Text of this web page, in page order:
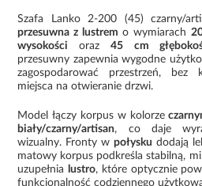
Szafa Lanko 2-200 (45) czarny/
przesuwna z lustrem o wymiarach
wysokości oraz45 cm
przesuwny zapewnia wygodne
zagospodarować przestrzeń, bez
miejsca na otwieranie drzwi.
Model łączy korpus w kolorze
biały/czarny/artisan, co daje
wizualny. Fronty wpołysku dodają
matowy korpus podkreśla stabilną,
uzupełnia
lustro, które optycznie
funkcjonalność codziennego